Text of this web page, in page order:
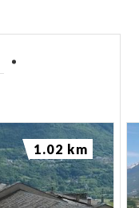
1.02 km